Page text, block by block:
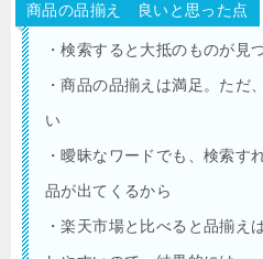
商品の品揃え 良いと思った点
・検索すると大抵のものが見
・商品の品揃えは満足。ただ
い
・曖昧なワードでも、検索す
品が出てくるから
・楽天市場と比べると品揃え